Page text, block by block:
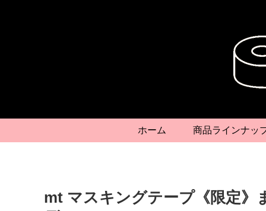
ホーム 商品ラインナッ
mt マスキングテープ《限定》